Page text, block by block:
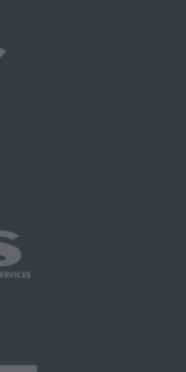
de
(HCFA,
y agentes
documento